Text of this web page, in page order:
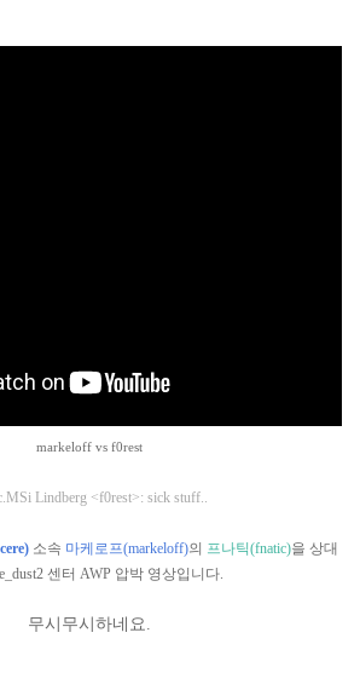
markeloff vs f0rest
Lindberg <f0rest>: sick stuff..
소속 마케로프(markeloff)의 프나틱(fnatic)을 상대
센터 AWP 압박 영상입니다.
무시무시하네요.